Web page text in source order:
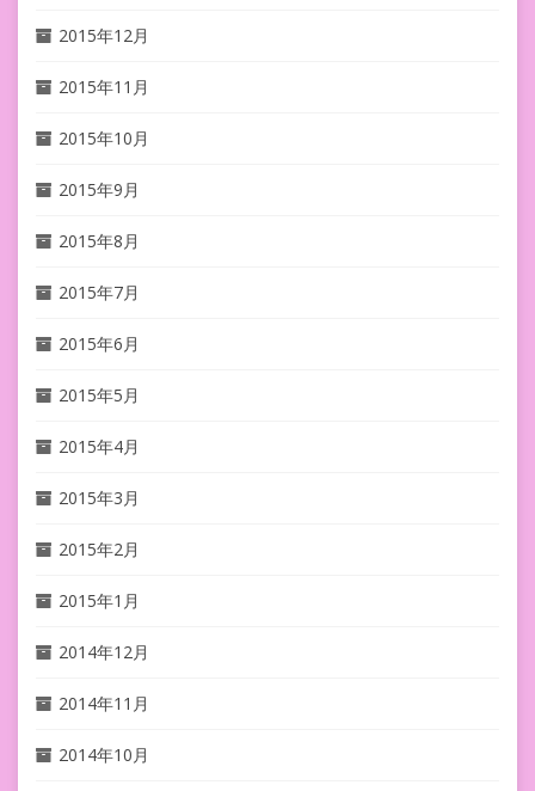
2015年12月
2015年11月
2015年10月
2015年9月
2015年8月
2015年7月
2015年6月
2015年5月
2015年4月
2015年3月
2015年2月
2015年1月
2014年12月
2014年11月
2014年10月